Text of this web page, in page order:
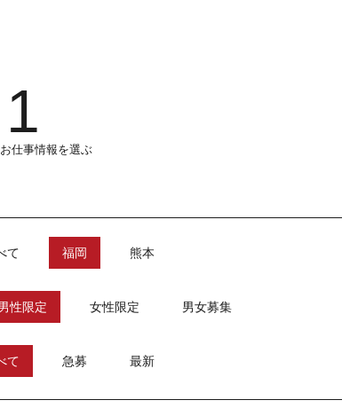
1
仕事情報を選ぶ
て 福岡 熊本
性限定 女性限定 男女募集
て 急募 最新